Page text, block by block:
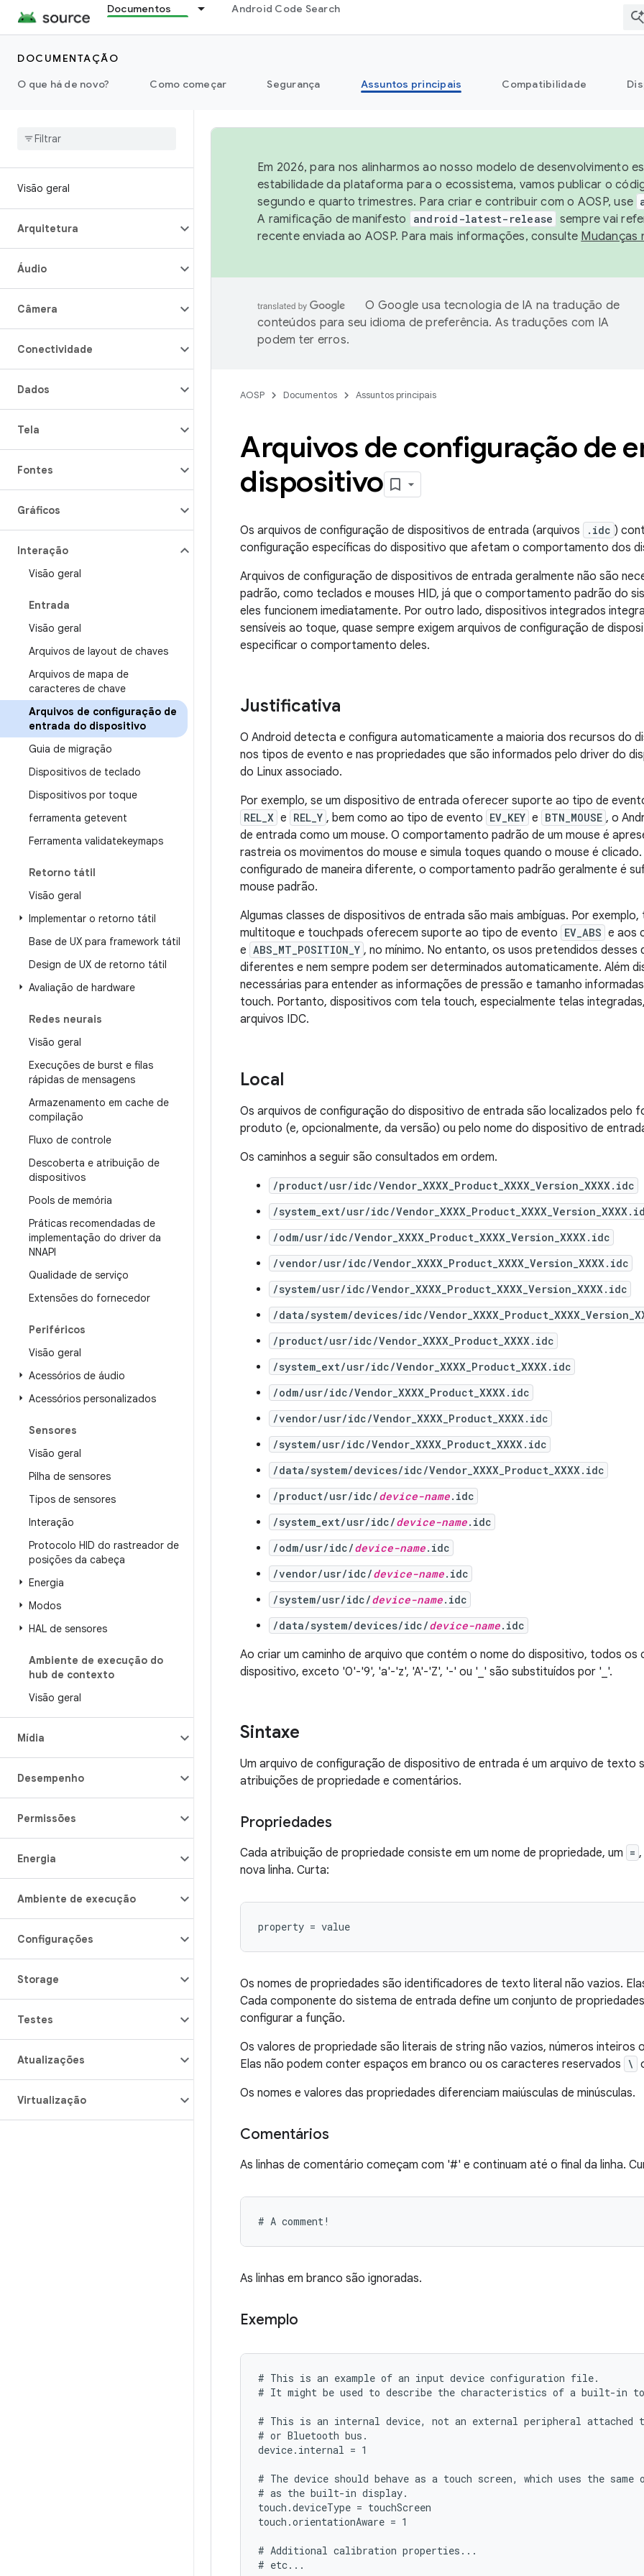
Documentos Android Code Search
DOCUMENTAÇÃO
O que há de novo?
Como começar Segurança Assuntos principais Compatibilidade
Visão geral
Arquitetura
Áudio
Câmera
Conectividade
Dados
Tela
Fontes
Gráficos
Interação
Visão geral
Entrada
Visão geral
Arquivos de layout de chaves
Arquivos de mapa de
caracteres de chave
Arquivos de configuração de
entrada do dispositivo
Guia de migração
Dispositivos de teclado
Dispositivos por toque
ferramenta getevent
Ferramenta validatekeymaps
Retorno tátil
Visão geral
Implementar o retorno tátil
Base de UX para framework tátil
Design de UX de retorno tátil
Avaliação de hardware
Redes neurais
Visão geral
Execuções de burst e filas
rápidas de mensagens
Armazenamento em cache de
compilação
Fluxo de controle
Descoberta e atribuição de
dispositivos
Pools de memória
Práticas recomendadas de
implementação do driver da
NNAPI
Qualidade de serviço
Extensões do fornecedor
Periféricos
Visão geral
Acessórios de áudio
Acessórios personalizados
Sensores
Visão geral
Pilha de sensores
Tipos de sensores
Interação
Protocolo HID do rastreador de
posições da cabeça
Energia
Modos
HAL de sensores
Ambiente de execução do
hub de contexto
Visão geral
Mídia
Desempenho
Permissões
Energia
Ambiente de execução
Configurações
Storage
Testes
Atualizações
Virtualização
Em 2026, para nos alinharmos ao nosso modelo de desenvolvimento
estabilidade da plataforma para o ecossistema, vamos publicar o
segundo e quarto trimestres. Para criar e contribuir com o AOSP, use
A ramificação de manifesto
android-latest-release sempre vai
recente enviada ao AOSP. Para mais informações, consulte Mudanças
O Google usa tecnologia de IA na tradução de
conteúdos para seu idioma de preferência. As traduções com IA
podem ter erros.
AOSP Documentos Assuntos principais
Arquivos de configuração de
dispositivo
Os arquivos de configuração de dispositivos de entrada (arquivos .idc )
configuração específicas do dispositivo que afetam o comportamento dos
Arquivos de configuração de dispositivos de entrada geralmente não são
padrão, como teclados e mouses HID, já que o comportamento padrão do
eles funcionem imediatamente. Por outro lado, dispositivos integrados
sensíveis ao toque, quase sempre exigem arquivos de configuração de
especificar o comportamento deles.
Justificativa
O Android detecta e configura automaticamente a maioria dos recursos do
nos tipos de evento e nas propriedades que são informados pelo driver do
do Linux associado.
Por exemplo, se um dispositivo de entrada oferecer suporte ao tipo de
REL_X e REL_Y , bem como ao tipo de evento EV_KEY e BTN_MOUSE , o
de entrada como um mouse. O comportamento padrão de um mouse é
rastreia os movimentos do mouse e simula toques quando o mouse é
configurado de maneira diferente, o comportamento padrão geralmente é
mouse padrão.
Algumas classes de dispositivos de entrada são mais ambíguas. Por
multitoque e touchpads oferecem suporte ao tipo de evento EV_ABS e aos
e ABS_MT_POSITION_Y , no mínimo. No entanto, os usos pretendidos
diferentes e nem sempre podem ser determinados automaticamente. Além
necessárias para entender as informações de pressão e tamanho
touch. Portanto, dispositivos com tela touch, especialmente telas
arquivos IDC.
Local
Os arquivos de configuração do dispositivo de entrada são localizados pelo
produto (e, opcionalmente, da versão) ou pelo nome do dispositivo de
Os caminhos a seguir são consultados em ordem.
/product/usr/idc/Vendor_XXXX_Product_XXXX_Version_XXXX.idc
/system_ext/usr/idc/
/odm/usr/idc/Vendor_XXXX_Product_XXXX_Version_XXXX.idc
/vendor/usr/idc/Vendor_XXXX_Product_XXXX_Version_XXXX.idc
/system/usr/idc/Vendor_XXXX_Product_XXXX_Version_XXXX.idc
/data/system/devices/idc/
/product/usr/idc/Vendor_XXXX_Product_XXXX.idc
/system_ext/usr/idc/Vendor_XXXX_Product_XXXX.idc
/odm/usr/idc/Vendor_XXXX_Product_XXXX.idc
/vendor/usr/idc/Vendor_XXXX_Product_XXXX.idc
/system/usr/idc/Vendor_XXXX_Product_XXXX.idc
/data/system/devices/idc/Vendor_XXXX_Product_XXXX.idc
/product/usr/idc/device-name.idc
/system_ext/usr/idc/device-name.idc
/odm/usr/idc/device-name.idc
/vendor/usr/idc/device-name.idc
/system/usr/idc/device-name.idc
/data/system/devices/idc/device-name.idc
Ao criar um caminho de arquivo que contém o nome do dispositivo, todos os
dispositivo, exceto '0'-'9', 'a'-'z', 'A'-'Z', '-' ou '_' são substituídos por '_'.
Sintaxe
Um arquivo de configuração de dispositivo de entrada é um arquivo de texto
atribuições de propriedade e comentários.
Propriedades
Cada atribuição de propriedade consiste em um nome de propriedade, um =
nova linha. Curta:
Os nomes de propriedades são identificadores de texto literal não vazios.
Cada componente do sistema de entrada define um conjunto de
configurar a função.
Os valores de propriedade são literais de string não vazios, números inteiros
Elas não podem conter espaços em branco ou os caracteres reservados \
Os nomes e valores das propriedades diferenciam maiúsculas de minúsculas.
Comentários
As linhas de comentário começam com '#' e continuam até o final da linha.
As linhas em branco são ignoradas.
Exemplo
# This is an example of an input device configuration file.
# It might be used to describe the characteristics of a built-in
# This is an internal device, not an external peripheral attached
# or Bluetooth bus.
device.internal = 1
# The device should behave as a touch screen, which uses the same
# as the built-in display.
touch.deviceType = touchScreen
touch.orientationAware = 1
# Additional calibration properties...